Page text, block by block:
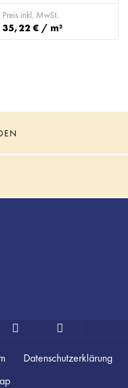
Preis inkl. MwSt.
35,22 € / m²
Datenschutzerklärung